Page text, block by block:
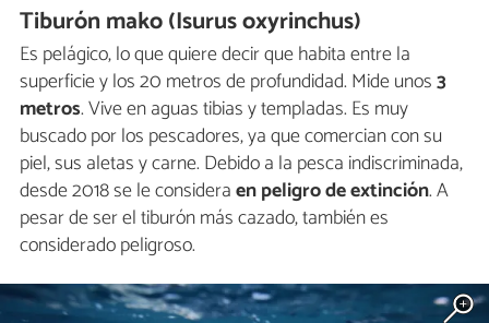
Tiburón mako (Isurus oxyrinchus)
Es pelágico, lo que quiere decir que habita entre la
superficie y los 20 metros de profundidad. Mide unos3
metros. Vive en aguas tibias y templadas. Es muy
buscado por los pescadores, ya que comercian con su
piel, sus aletas y carne. Debido a la pesca indiscriminada,
desde 2018 se le consideraen peligro de extinción. A
pesar de ser el tiburón más cazado, también es
considerado peligroso.